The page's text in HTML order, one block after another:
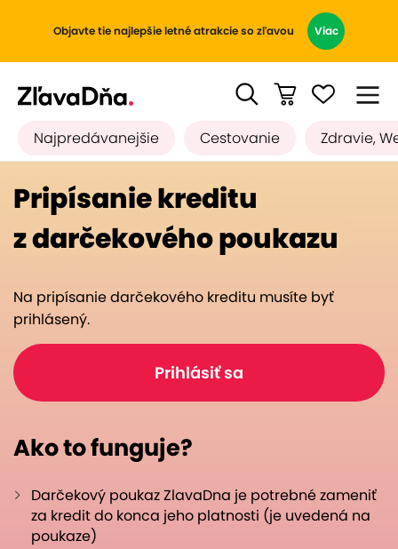
Objavte tie najlepšie letné atrakcie so zľavou Viac
Najpredávanejšie Cestovanie Zdravie,
Pripísanie kreditu
z darčekového poukazu
Na pripísanie darčekového kreditu musíte byť
prihlásený.
Prihlásiť sa
Ako to funguje?
Darčekový poukaz ZlavaDna je potrebné zameniť
za kredit do konca jeho platnosti (je uvedená na
poukaze)